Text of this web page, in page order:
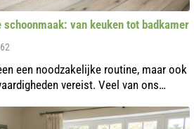
van keuken tot badkamer
een noodzakelijke routine, maar ook
vereist. Veel van ons